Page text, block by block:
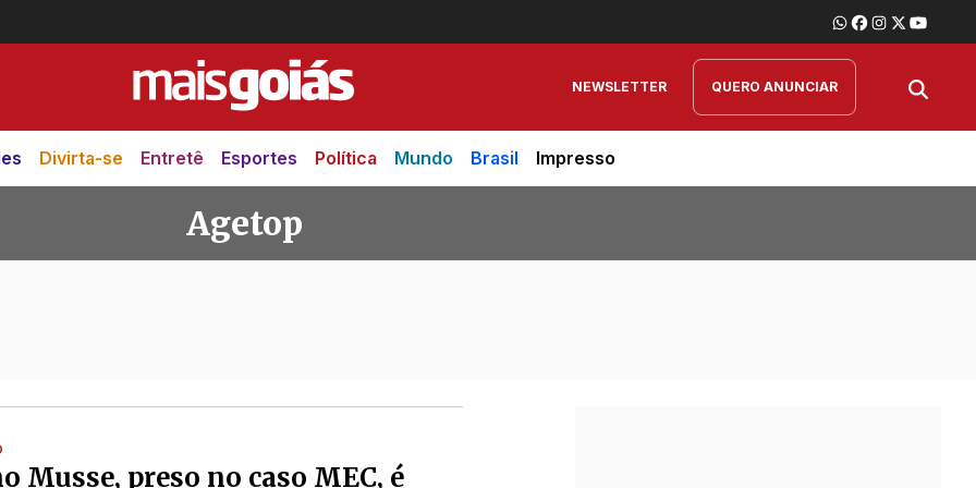
NEWSLETTER QUERO ANUNCIAR
Divirta-se Entretê Esportes Política Mundo Brasil Impresso
Agetop
Musse, preso no caso MEC, é